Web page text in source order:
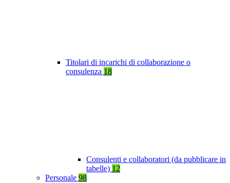
Titolari di incarichi di collaborazione o
consulenza 18
Consulenti e collaboratori (da pubblicare in
tabelle) 12
Personale 98